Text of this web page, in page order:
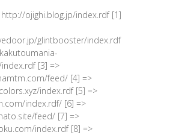
http://ojighi.blog.jp/index.rdf [1]
glintbooster/index.rdf
[3] =>
feed/ [4] =>
index.rdf [5] =>
index.rdf/ [6] =>
feed/ [7] =>
index.rdf [8] =>